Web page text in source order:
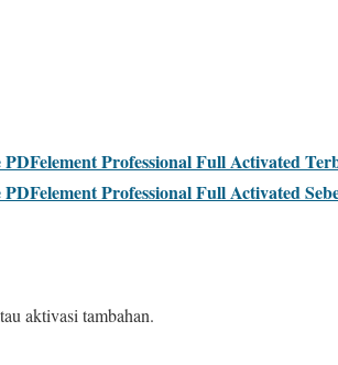
Professional Full Activated
Professional Full Activated
aktivasi tambahan.